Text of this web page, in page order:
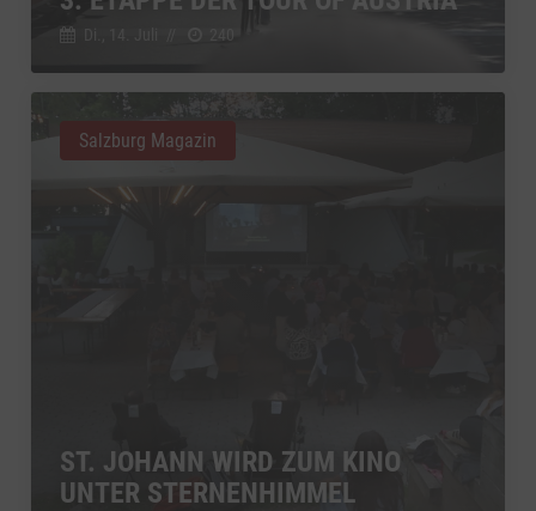
ST. JOHANN WIRD ZUM KINO
UNTER STERNENHIMMEL
Salzburg Magazin